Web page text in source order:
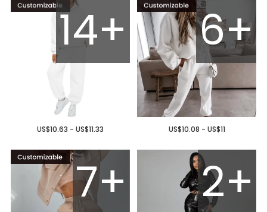
14+
US$10.63 - US$11.33
6+
US$10.08 - US$11
7+ 2+